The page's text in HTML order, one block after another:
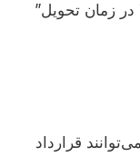
در زمان تحویل”
قرارداد